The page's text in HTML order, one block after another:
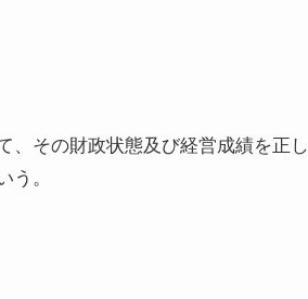
その財政状態及び経営成績を正し
う。